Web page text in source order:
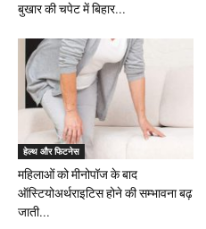
बुखार की चपेट में बिहार...
हेल्थ और फिटनेस
महिलाओं को मीनोपॉज के बाद
ऑस्टियोअर्थराइटिस होने की सम्भावना बढ़
जाती...